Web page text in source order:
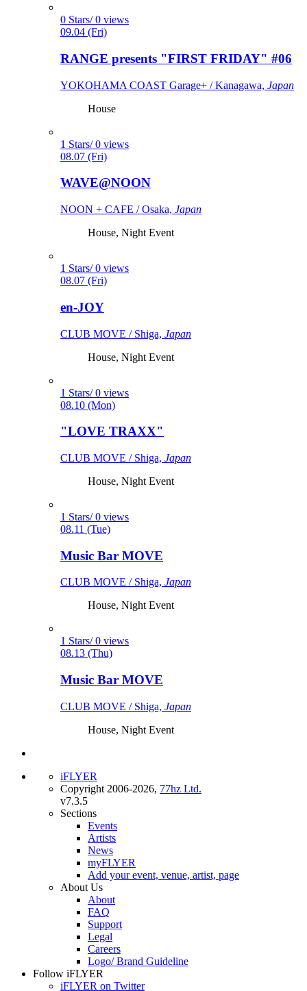
0 Stars/ 0 views
09.04 (Fri)
RANGE presents "FIRST FRIDAY" #06
YOKOHAMA COAST Garage+ / Kanagawa, Japan
House
1 Stars/ 0 views
08.07 (Fri)
WAVE@NOON
NOON + CAFE / Osaka, Japan
House, Night Event
1 Stars/ 0 views
08.07 (Fri)
en-JOY
CLUB MOVE / Shiga, Japan
House, Night Event
1 Stars/ 0 views
08.10 (Mon)
"LOVE TRAXX"
CLUB MOVE / Shiga, Japan
House, Night Event
1 Stars/ 0 views
08.11 (Tue)
Music Bar MOVE
CLUB MOVE / Shiga, Japan
House, Night Event
1 Stars/ 0 views
08.13 (Thu)
Music Bar MOVE
CLUB MOVE / Shiga, Japan
House, Night Event
iFLYER
Copyright 2006-2026, 77hz Ltd.
v7.3.5
Sections
Events
Artists
News
myFLYER
Add your event, venue, artist, page
About Us
About
FAQ
Support
Legal
Careers
Logo/ Brand Guideline
Follow iFLYER
iFLYER on Twitter